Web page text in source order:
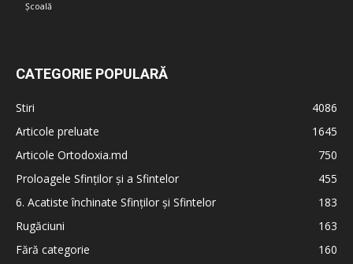
Școală
CATEGORIE POPULARĂ
Stiri
4086
Articole preluate
1645
Articole Ortodoxia.md
750
Proloagele Sfinților și a Sfintelor
455
6. Acatiste închinate Sfinților și Sfintelor
183
Rugăciuni
163
Fără categorie
160